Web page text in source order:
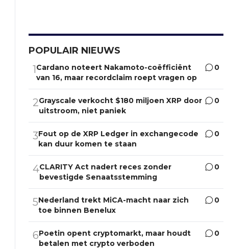
POPULAIR NIEUWS
1Cardano noteert Nakamoto-coëfficiënt
van 16, maar recordclaim roept vragen op
0
2Grayscale verkocht $180 miljoen XRP door
uitstroom, niet paniek
0
3Fout op de XRP Ledger in exchangecode
kan duur komen te staan
0
4CLARITY Act nadert reces zonder
bevestigde Senaatsstemming
0
5Nederland trekt MiCA-macht naar zich
toe binnen Benelux
0
6Poetin opent cryptomarkt, maar houdt
betalen met crypto verboden
0